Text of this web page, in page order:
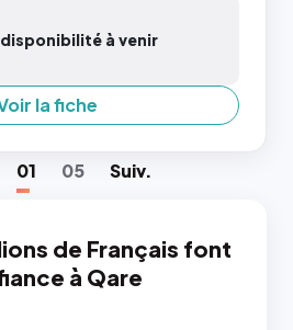
à venir
la fiche
01 05 Suiv.
de Français font
à Qare